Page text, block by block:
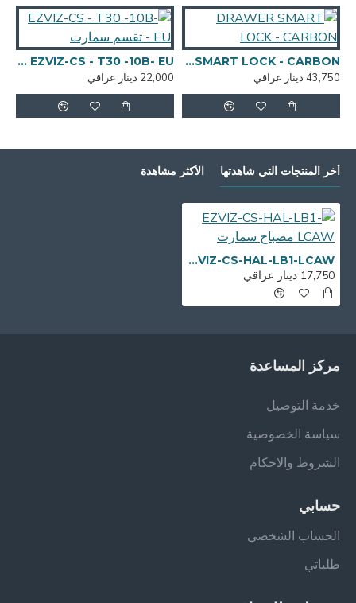
DRAWER SMART LOCK - CARBON
43,750 دينار عراقي
EZVIZ-CS - T30 -10B- EU - تقسم سمارت
22,000 دينار عراقي
أخر المنتجات التي شاهدتها الأكثر مشاهدة
EZVIZ-CS-HAL-LB1-LCAW مصباح سمارت
17,750 دينار عراقي
مركز المساعدة
خدمة التوصيل
سياسة الخصوصية
الشروط والاحكام
حسابي
الحساب الشخصي
طلباتي